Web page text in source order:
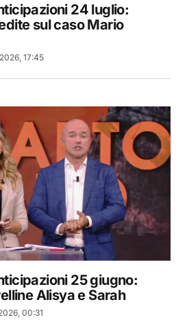
24 luglio:
sul caso Mario
17:45
25 giugno:
Alisya e Sarah
00:31